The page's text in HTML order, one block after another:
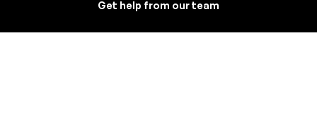
Get help from our team